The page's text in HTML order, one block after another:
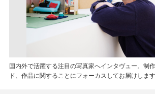
国内外で活躍する注目の写真家へインタヴュー。制
ド、作品に関することにフォーカスしてお届けします